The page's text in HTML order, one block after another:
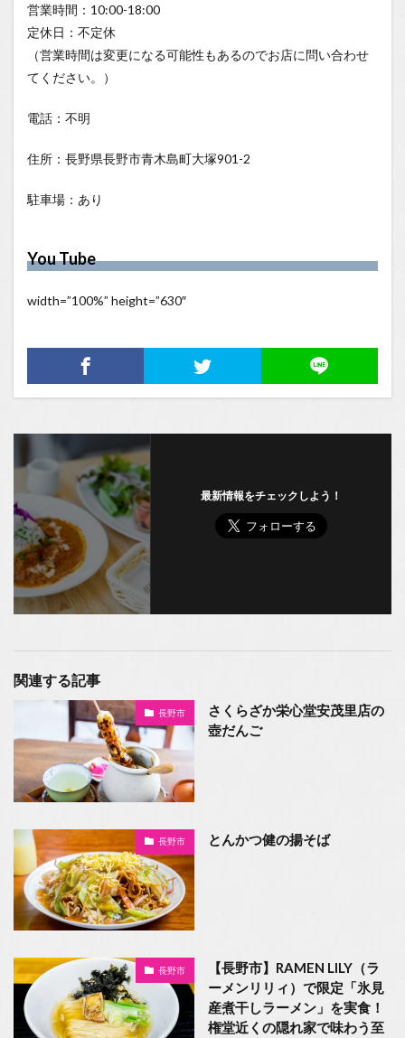
営業時間：10:00-18:00
定休日：不定休
（営業時間は変更になる可能性もあるのでお店に問い合わせ
てください。）
電話：不明
住所：長野県長野市青木島町大塚901-2
駐車場：あり
You Tube
width=”100%” height=”630″
最新情報をチェックしよう！
関連する記事
長野市
さくらざか栄心堂安茂里店の
壺だんご
長野市 とんかつ健の揚そば
長野市
【長野市】RAMEN LILY（ラ
ーメンリリィ）で限定「氷見
産煮干しラーメン」を実食！
権堂近くの隠れ家で味わう至